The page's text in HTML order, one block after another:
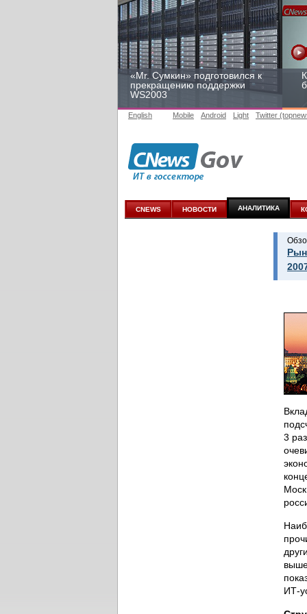
«Mr. Сумкин» подготовился к
прекращению поддержки
WS2003
Заоблачная оптимизация:
к аналитике
English Mobile Android Light Twitter
CNEWS НОВОСТИ АНАЛИТИКА
3
ИТ-